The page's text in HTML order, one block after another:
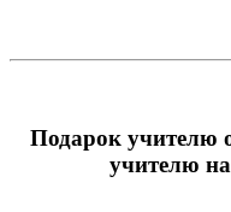
Подарок учителю
учителю